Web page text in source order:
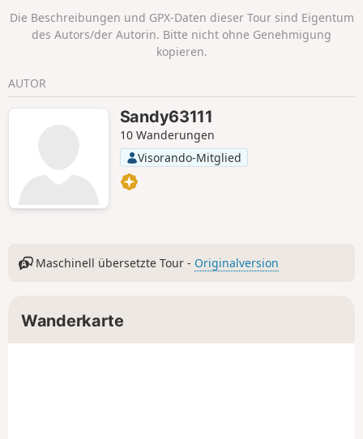
erinnern stellenweise an den Grand Canyon.
Von oben werden Sie die beiden Staudämme
zu schätzen wissen! Eine spektakuläre
Wanderung, ideal, um eine auf der Insel
einzigartige Naturkulisse zu entdecken.
Die Beschreibungen und GPX-Daten dieser Tour sind Eigentum
des Autors/der Autorin. Bitte nicht ohne Genehmigung
kopieren.
AUTOR
Sandy63111
10 Wanderungen
Visorando-Mitglied
Maschinell übersetzte Tour - Originalversion
Wanderkarte